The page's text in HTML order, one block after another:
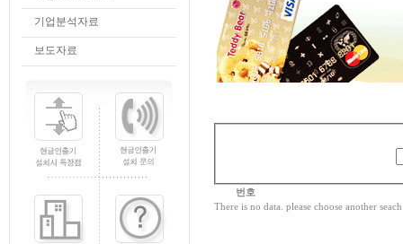
기업분석자료
보도자료
번호
There is no data. please choose another